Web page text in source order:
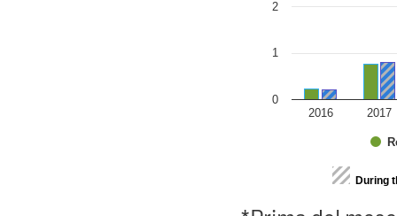
2016 2017
0
1
2
End of interactive chart.
During